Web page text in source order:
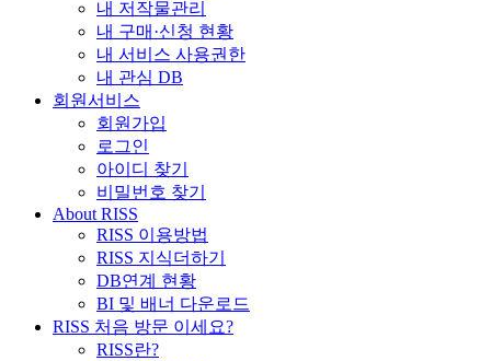
내 저작물관리
내 구매·신청 현황
내 서비스 사용권한
내 관심 DB
회원서비스
회원가입
로그인
아이디 찾기
비밀번호 찾기
About RISS
RISS 이용방법
RISS 지식더하기
DB연계 현황
BI 및 배너 다운로드
RISS 처음 방문 이세요?
RISS란?